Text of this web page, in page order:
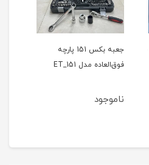
جعبه بکس 151 پارچه
فوق‌العاده مدل ET_151
ناموجود